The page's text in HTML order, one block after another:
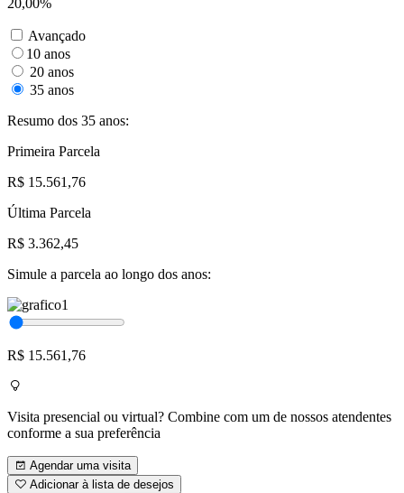
Avançado
10 anos
20 anos
35 anos
Resumo dos 35 anos:
Primeira Parcela
R$ 15.561,76
Última Parcela
R$ 3.362,45
Simule a parcela ao longo dos anos:
R$ 15.561,76
Visita presencial ou virtual? Combine com um de nossos atendentes
conforme a sua preferência
Agendar uma visita
Adicionar à lista de desejos